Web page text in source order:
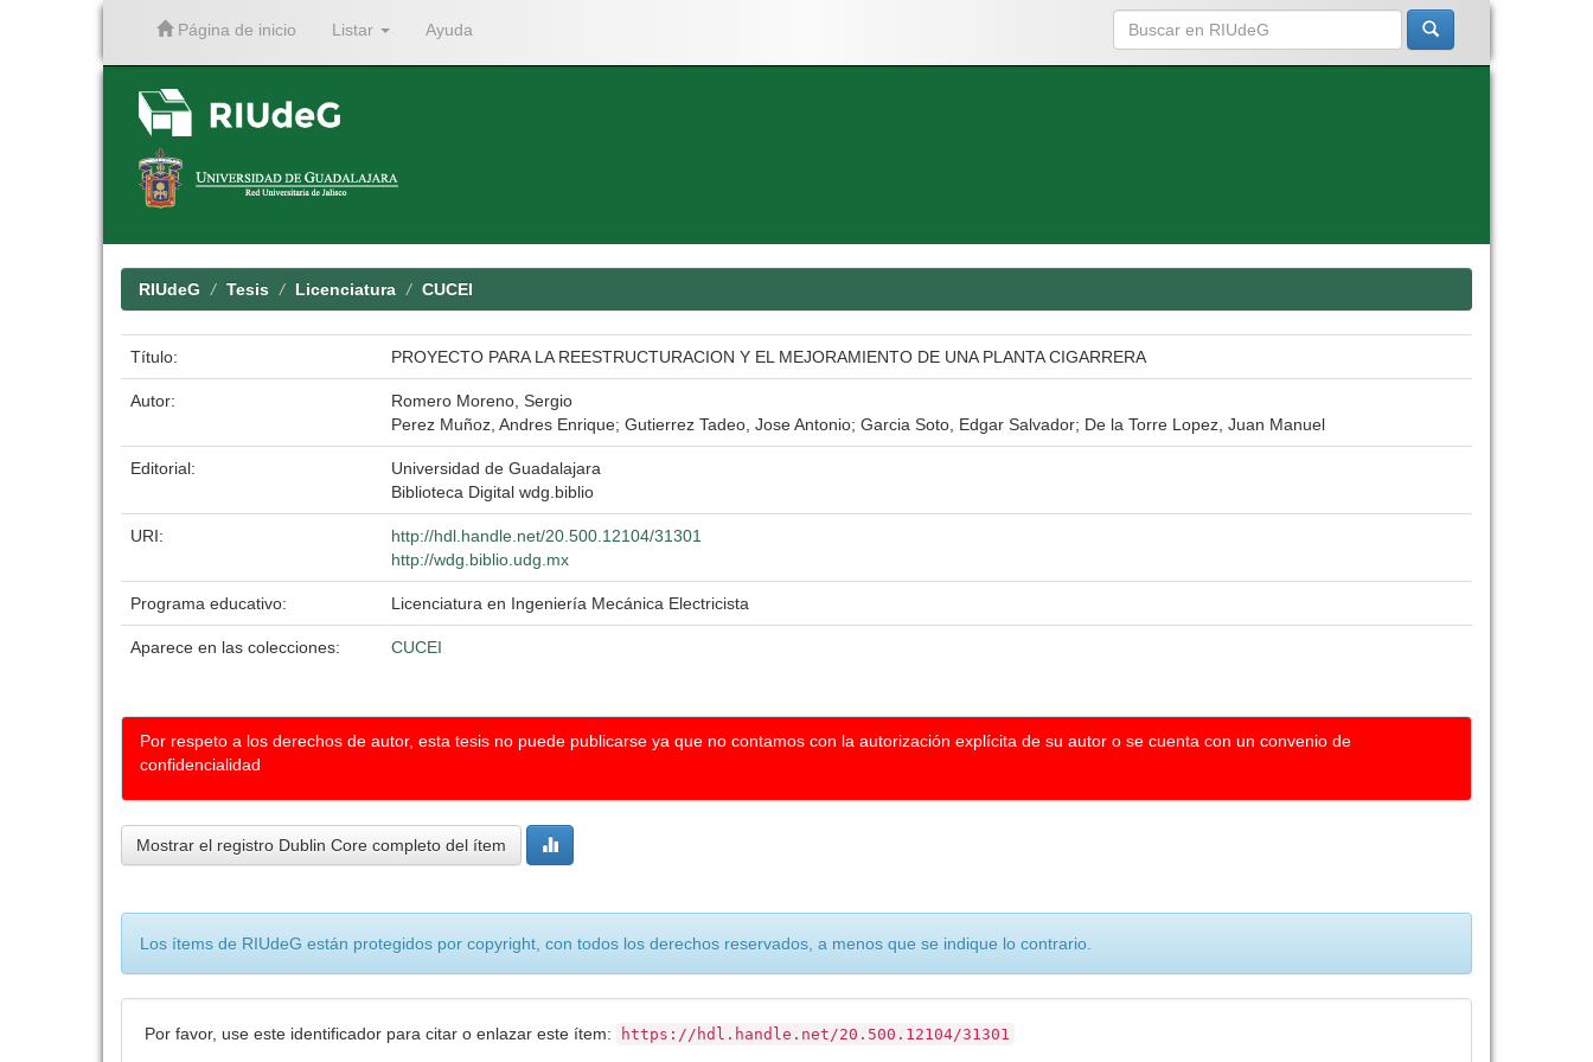
Página de inicio Listar Ayuda
RIUdeG Tesis Licenciatura CUCEI
Título: PROYECTO PARA LA REESTRUCTURACION Y EL MEJORAMIENTO DE UNA PLANTA CIGARRERA
Autor:
Romero Moreno, Sergio
Perez Muñoz, Andres Enrique; Gutierrez Tadeo, Jose Antonio; Garcia Soto, Edgar Salvador; De la Torre Lopez, Juan Manuel
Editorial:
Universidad de Guadalajara
Biblioteca Digital wdg.biblio
URI:
http://hdl.handle.net/20.500.12104/31301
http://wdg.biblio.udg.mx
Programa educativo: Licenciatura en Ingeniería Mecánica Electricista
Aparece en las colecciones: CUCEI
Por respeto a los derechos de autor, esta tesis no puede publicarse ya que no contamos con la autorización explícita de su autor o se cuenta con un convenio de
confidencialidad
Mostrar el registro Dublin Core completo del ítem
Los ítems de RIUdeG están protegidos por copyright, con todos los derechos reservados, a menos que se indique lo contrario.
Por favor, use este identificador para citar o enlazar este ítem: https://hdl.handle.net/20.500.12104/31301